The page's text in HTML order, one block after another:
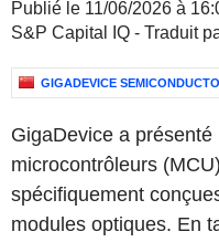
Publié le 11/06/2026 à
S&P Capital IQ - Traduit
GIGADEVICE
GigaDevice a
microcontrôleurs
spécifiquement
modules optiques. En